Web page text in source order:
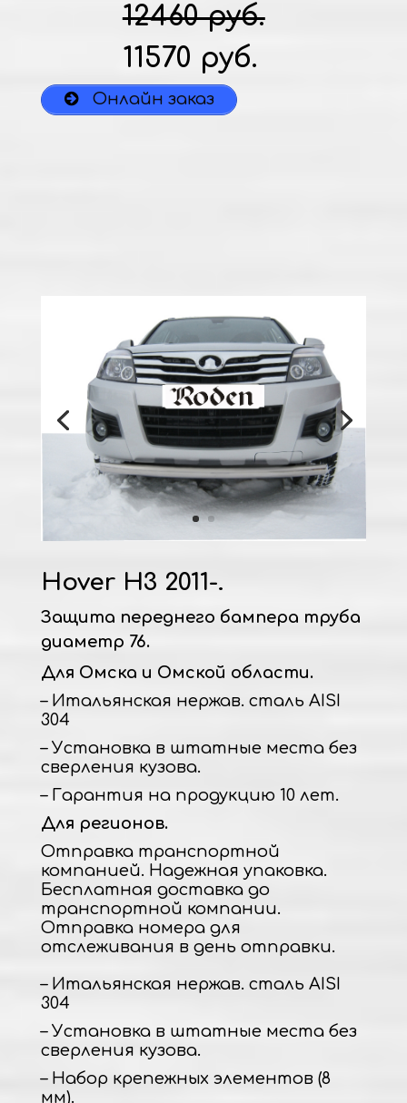
12460 руб.
11570 руб.
Онлайн заказ
Hover H3 2011-.
Защита переднего бампера труба
диаметр 76.
Для Омска и Омской области.
– Итальянская нержав. сталь AISI
304
– Установка в штатные места без
сверления кузова.
– Гарантия на продукцию 10 лет.
Для регионов.
Отправка транспортной
компанией. Надежная упаковка.
Бесплатная доставка до
транспортной компании.
Отправка номера для
отслеживания в день отправки.
– Итальянская нержав. сталь AISI
304
– Установка в штатные места без
сверления кузова.
– Набор крепежных элементов (8
мм).